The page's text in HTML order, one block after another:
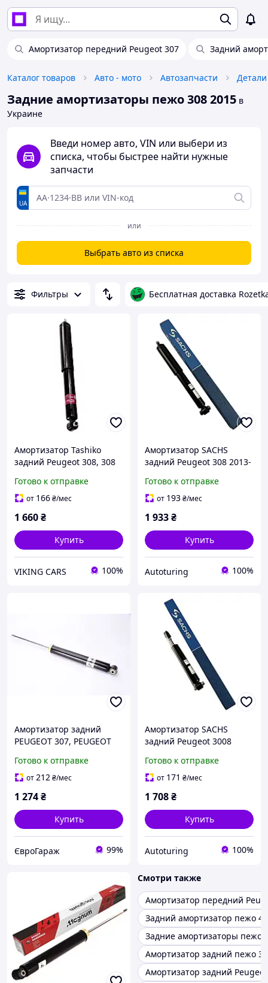
Амортизатор передний Peugeot 307 Задний
Каталог товаров Авто - мото Автозапчасти
Задние амортизаторы пежо 308 2015 в
Украине
Введи номер авто, VIN или выбери из
списка, чтобы быстрее найти нужные
запчасти
UA
или
Выбрать авто из списка
Фильтры Бесплатная доставка
Амортизатор Tashiko
задний Peugeot 308, 308
Готово к отправке
от 166₴/мес
1 660₴
Купить
VIKING CARS 100%
Амортизатор SACHS
задний Peugeot 308 2013-
Готово к отправке
от 193₴/мес
1 933₴
Купить
Autoturing 100%
Амортизатор задний
PEUGEOT 307, PEUGEOT
Готово к отправке
от212₴/мес
1 274₴
Купить
ЄвроГараж 99%
Амортизатор SACHS
задний Peugeot 3008
II 2013-- 316936 3448001
Готово к отправке
от 171 ₴/мес
1 708₴
Купить
Autoturing 100%
Смотри также
Амортизатор передний
Задний амортизатор пежо
Задние амортизаторы пежо
Амортизатор задний пежо
Амортизатор задний